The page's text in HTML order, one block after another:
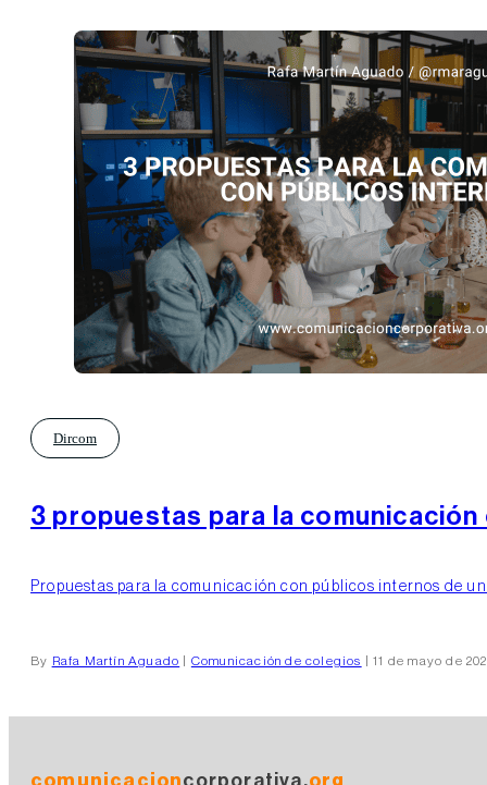
Dircom
3 propuestas para la
Propuestas para la comunicación con públicos internos de
By Rafa Martín Aguado Comunicación de colegios | 11 de mayo de